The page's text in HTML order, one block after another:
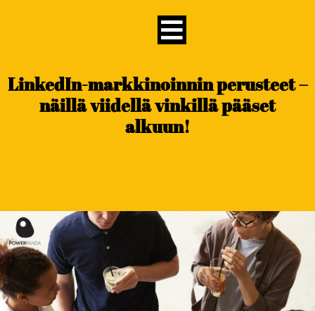
LinkedIn-markkinoinnin perusteet –
näillä viidellä vinkillä pääset
alkuun!